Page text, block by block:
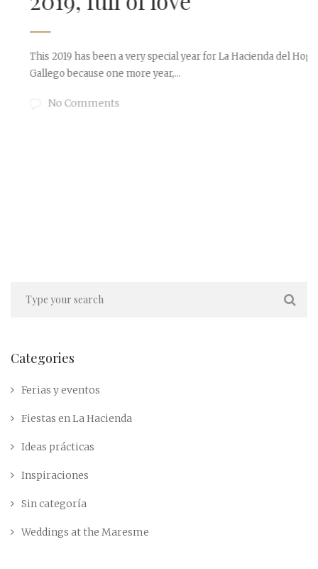
This 2019 has been a very special year for La Hacienda del Hogar
Gallego because one more year,...
No Comments
Categories
Ferias y eventos
Fiestas en La Hacienda
Ideas prácticas
Inspiraciones
Sin categoría
Weddings at the Maresme